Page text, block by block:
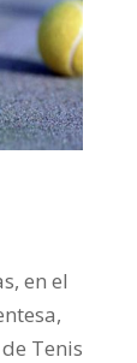
en el
Tenis